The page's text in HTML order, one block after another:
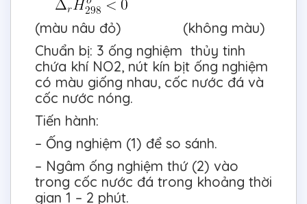
(màu nâu đỏ) (không màu)
Chuẩn bị: 3 ống nghiệm thủy tinh
chứa khí NO2, nút kín bịt ống nghiệm
có màu giống nhau, cốc nước đá và
cốc nước nóng.
Tiến hành:
– Ống nghiệm (1) để so sánh.
– Ngâm ống nghiệm thứ (2) vào
trong cốc nước đá trong khoảng thời
gian 1 – 2 phút.